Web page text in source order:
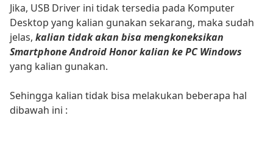
Jika, USB Driver ini tidak tersedia pada Komputer
Desktop yang kalian gunakan sekarang, maka sudah
jelas, kalian tidak akan bisa mengkoneksikan
Smartphone Android Honor kalian ke PC Windows
yang kalian gunakan.
Sehingga kalian tidak bisa melakukan beberapa hal
dibawah ini :